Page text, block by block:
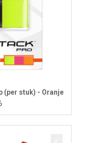
(per stuk) - Oranje
Huidige
prijs
is: